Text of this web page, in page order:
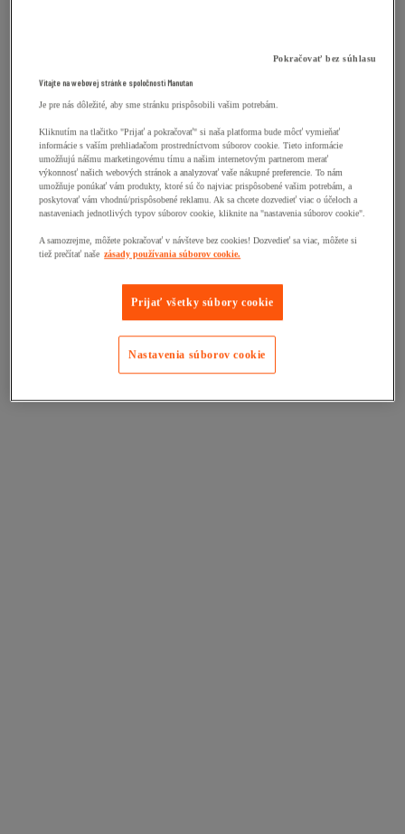
Pokračovať bez súhlasu
Vitajte na webovej stránke spoločnosti Manutan
Je pre nás dôležité, aby sme stránku prispôsobili vašim potrebám.
Kliknutím na tlačitko "Prijať a pokračovať" si naša platforma bude môcť vymieňať
informácie s vaším prehliadačom prostredníctvom súborov cookie. Tieto informácie
umožňujú nášmu marketingovému tímu a našim internetovým partnerom merať
výkonnosť našich webových stránok a analyzovať vaše nákupné preferencie. To nám
umožňuje ponúkať vám produkty, ktoré sú čo najviac prispôsobené vašim potrebám, a
poskytovať vám vhodnú/prispôsobené reklamu. Ak sa chcete dozvedieť viac o účeloch a
nastaveniach jednotlivých typov súborov cookie, kliknite na "nastavenia súborov cookie".
A samozrejme, môžete pokračovať v návšteve bez cookies! Dozvedieť sa viac, môžete si
tiež prečítať naše zásady používania súborov cookie.
Prijať všetky súbory cookie
Nastavenia súborov cookie